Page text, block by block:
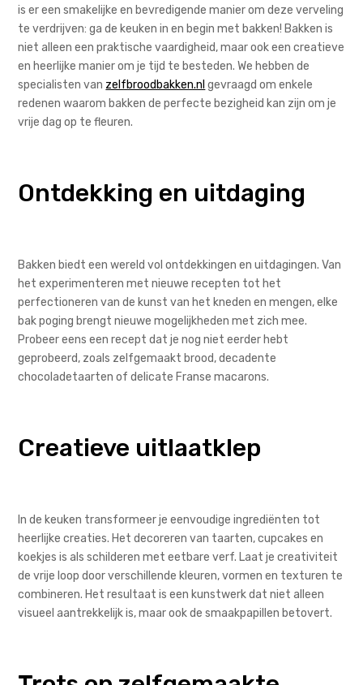
is er een smakelijke en bevredigende manier om deze verveling
te verdrijven: ga de keuken in en begin met bakken! Bakken is
niet alleen een praktische vaardigheid, maar ook een creatieve
en heerlijke manier om je tijd te besteden. We hebben de
specialisten van zelfbroodbakken.nl gevraagd om enkele
redenen waarom bakken de perfecte bezigheid kan zijn om je
vrije dag op te fleuren.
Ontdekking en uitdaging
Bakken biedt een wereld vol ontdekkingen en uitdagingen. Van
het experimenteren met nieuwe recepten tot het
perfectioneren van de kunst van het kneden en mengen, elke
bak poging brengt nieuwe mogelijkheden met zich mee.
Probeer eens een recept dat je nog niet eerder hebt
geprobeerd, zoals zelfgemaakt brood, decadente
chocoladetaarten of delicate Franse macarons.
Creatieve uitlaatklep
In de keuken transformeer je eenvoudige ingrediënten tot
heerlijke creaties. Het decoreren van taarten, cupcakes en
koekjes is als schilderen met eetbare verf. Laat je creativiteit
de vrije loop door verschillende kleuren, vormen en texturen te
combineren. Het resultaat is een kunstwerk dat niet alleen
visueel aantrekkelijk is, maar ook de smaakpapillen betovert.